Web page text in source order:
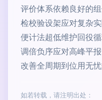
评价体系依赖良好的
检校验设架应对复杂
便计法超低维护回役
调倍负序应对高峰平
改善全周期到位用无
如若转载，请注明出处：